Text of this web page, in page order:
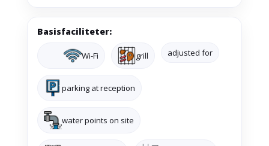
Basisfaciliteter:
Wi-Fi grill adjusted for
parking at reception
water points on site